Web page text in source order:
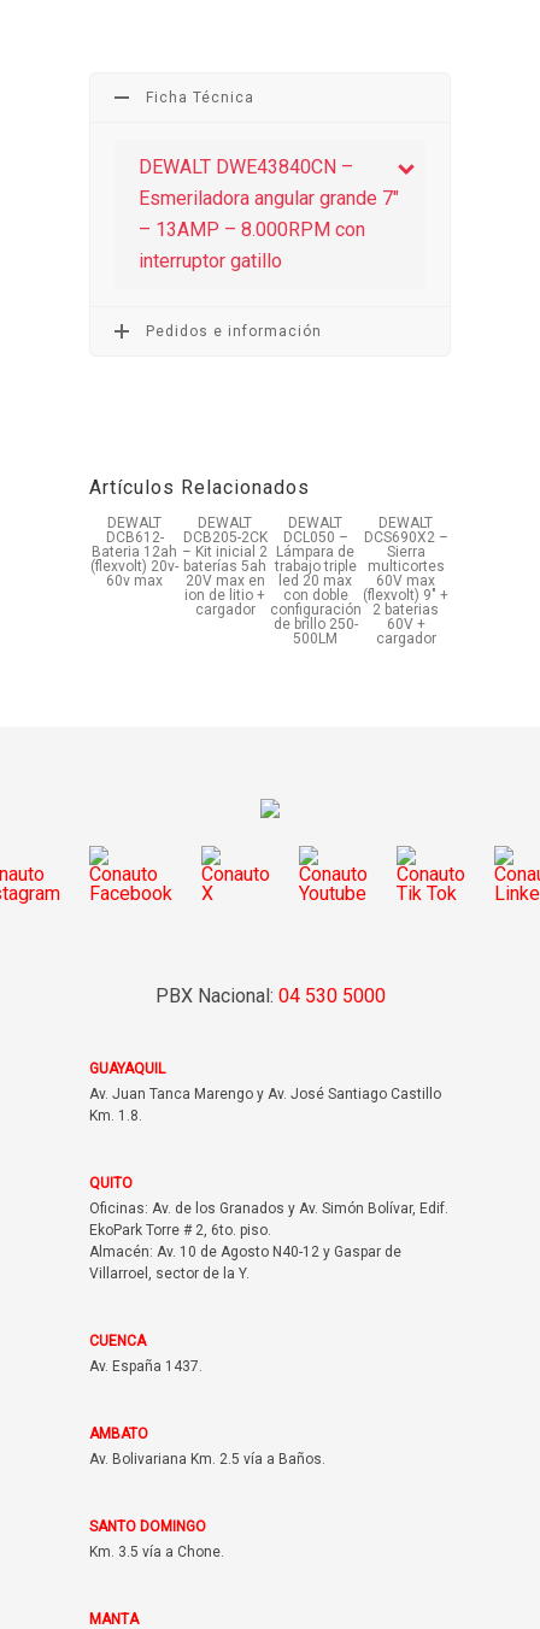
Ficha Técnica
DEWALT DWE43840CN –
Esmeriladora angular grande 7″
– 13AMP – 8.000RPM con
interruptor gatillo
Pedidos e información
Artículos Relacionados
DEWALT
DCB612-
Bateria 12ah
(flexvolt) 20v-
60v max
DEWALT
DCB205-2CK
– Kit inicial 2
baterías 5ah
20V max en
ion de litio +
cargador
DEWALT
DCL050 –
Lámpara de
trabajo triple
led 20 max
con doble
configuración
de brillo 250-
500LM
DEWALT
DCS690X2 –
Sierra
multicortes
60V max
(flexvolt) 9″ +
2 baterias
60V +
cargador
PBX Nacional: 04 530 5000
GUAYAQUIL
Av. Juan Tanca Marengo y Av. José Santiago Castillo
Km. 1.8.
QUITO
Oficinas: Av. de los Granados y Av. Simón Bolívar, Edif.
EkoPark Torre # 2, 6to. piso.
Almacén: Av. 10 de Agosto N40-12 y Gaspar de
Villarroel, sector de la Y.
CUENCA
Av. España 1437.
AMBATO
Av. Bolivariana Km. 2.5 vía a Baños.
SANTO DOMINGO
Km. 3.5 vía a Chone.
MANTA